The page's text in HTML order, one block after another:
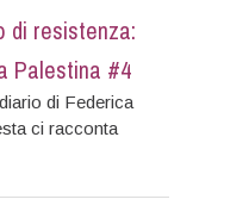
di resistenza:
Palestina #4
di Federica
ci racconta